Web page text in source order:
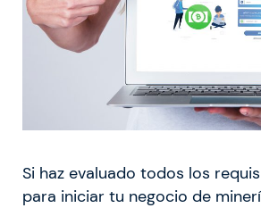
Si haz evaluado todos los
para iniciar tu negocio de